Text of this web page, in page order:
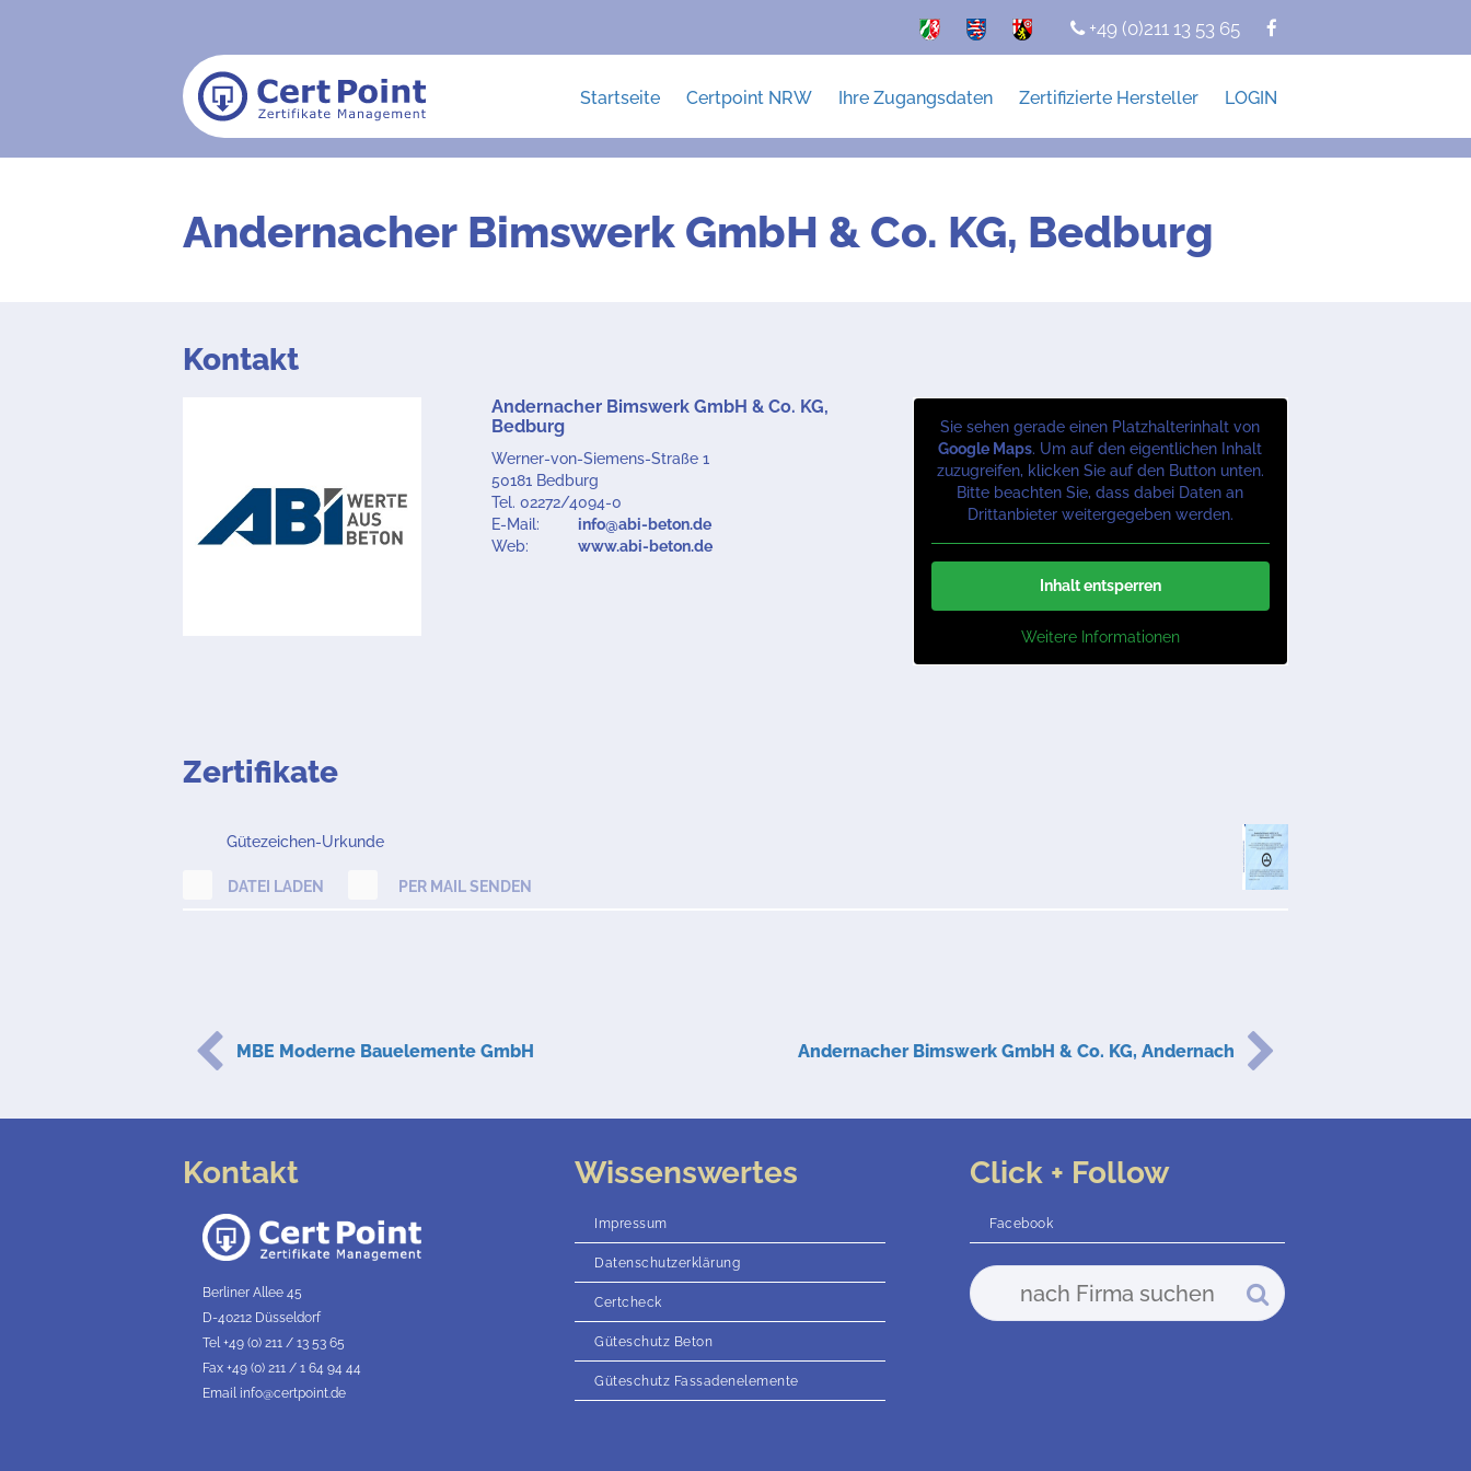
+49 (0)211 13 53 65
Startseite Certpoint NRW Ihre Zugangsdaten Zertifizierte Hersteller LOGIN
Andernacher Bimswerk GmbH & Co. KG, Bedburg
Kontakt
Andernacher Bimswerk GmbH & Co. KG,
Bedburg
Werner-von-Siemens-Straße 1
50181 Bedburg
Tel. 02272/4094-0
E-Mail:
info@abi-beton.de
Web:
www.abi-beton.de
Sie sehen gerade einen Platzhalterinhalt von
Google Maps. Um auf den eigentlichen Inhalt
zuzugreifen, klicken Sie auf den Button unten.
Bitte beachten Sie, dass dabei Daten an
Drittanbieter weitergegeben werden.
Inhalt entsperren
Weitere Informationen
Zertifikate
Gütezeichen-Urkunde
DATEI LADEN PER MAIL SENDEN
MBE Moderne Bauelemente GmbH Andernacher Bimswerk GmbH & Co. KG, Andernach
Kontakt
Berliner Allee 45
D-40212 Düsseldorf
Tel +49 (0) 211 / 13 53 65
Fax +49 (0) 211 / 1 64 94 44
Email info@certpoint.de
Wissenswertes
Impressum
Datenschutzerklärung
Certcheck
Güteschutz Beton
Güteschutz Fassadenelemente
Click + Follow
Facebook